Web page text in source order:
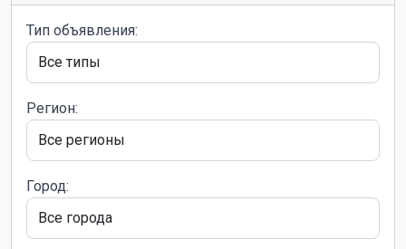
Тип объявления:
Регион:
Город: